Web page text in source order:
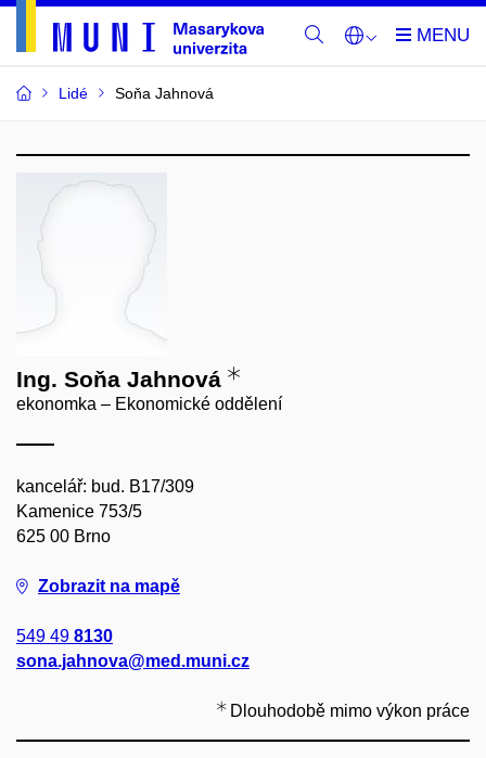
Lidé Soňa Jahnová
Ing. Soňa Jahnová
ekonomka – Ekonomické oddělení
kancelář: bud. B17/309
Kamenice 753/5
625 00 Brno
Zobrazit na mapě
549 49 8130
sona.jahnova@med.muni.cz
Dlouhodobě mimo výkon práce